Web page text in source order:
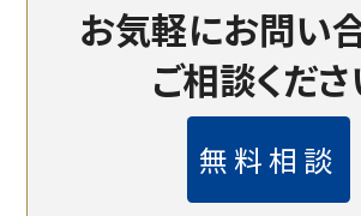
お気軽にお問い
ご相談くだ
無料相談